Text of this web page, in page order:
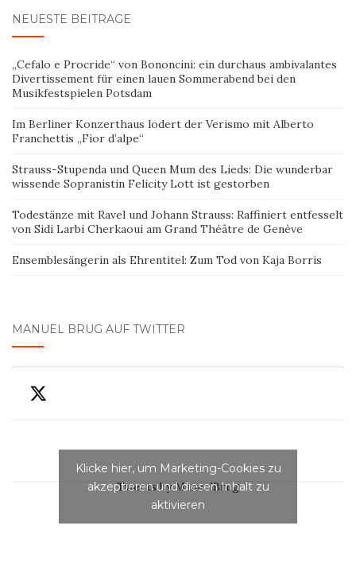
NEUESTE BEITRÄGE
„Cefalo e Procride“ von Bononcini: ein durchaus ambivalantes
Divertissement für einen lauen Sommerabend bei den
Musikfestspielen Potsdam
Im Berliner Konzerthaus lodert der Verismo mit Alberto
Franchettis „Fior d’alpe“
Strauss-Stupenda und Queen Mum des Lieds: Die wunderbar
wissende Sopranistin Felicity Lott ist gestorben
Todestänze mit Ravel und Johann Strauss: Raffiniert entfesselt
von Sidi Larbi Cherkaoui am Grand Théâtre de Genève
Ensemblesängerin als Ehrentitel: Zum Tod von Kaja Borris
MANUEL BRUG AUF TWITTER
Tweets by ManuelBrug
Klicke hier, um Marketing-Cookies zu
akzeptieren und diesen Inhalt zu
aktivieren